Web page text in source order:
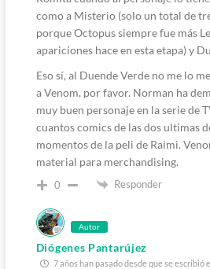
como a Misterio (solo un total de
porque Octopus siempre fue más
apariciones hace en esta etapa) y
Eso sí, al Duende Verde no me lo
a Venom, por favor. Norman ha
muy buen personaje en la serie de
cuantos comics de las dos ultimas
momentos de la peli de Raimi.
material para merchandising.
0 Responder
Autor
Diógenes Pantarújez
7 años han pasado desde que se escribió